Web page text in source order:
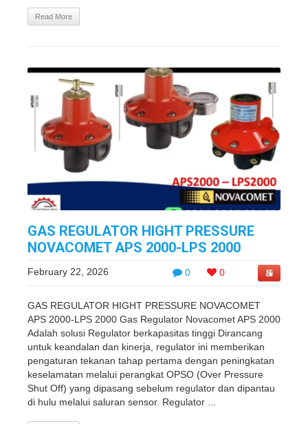
Read More
GAS REGULATOR HIGHT PRESSURE
NOVACOMET APS 2000-LPS 2000
0 0
February 22, 2026
GAS REGULATOR HIGHT PRESSURE NOVACOMET
APS 2000-LPS 2000 Gas Regulator Novacomet APS 2000
Adalah solusi Regulator berkapasitas tinggi Dirancang
untuk keandalan dan kinerja, regulator ini memberikan
pengaturan tekanan tahap pertama dengan peningkatan
keselamatan melalui perangkat OPSO (Over Pressure
Shut Off) yang dipasang sebelum regulator dan dipantau
di hulu melalui saluran sensor. Regulator ...